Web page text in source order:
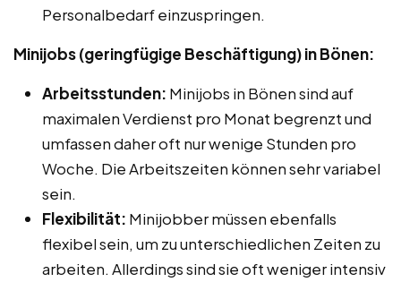
Personalbedarf einzuspringen.
Minijobs (geringfügige Beschäftigung) in Bönen:
Arbeitsstunden: Minijobs in Bönen sind auf
maximalen Verdienst pro Monat begrenzt und
umfassen daher oft nur wenige Stunden pro
Woche. Die Arbeitszeiten können sehr variabel
sein.
Flexibilität: Minijobber müssen ebenfalls
flexibel sein, um zu unterschiedlichen Zeiten zu
arbeiten. Allerdings sind sie oft weniger intensiv